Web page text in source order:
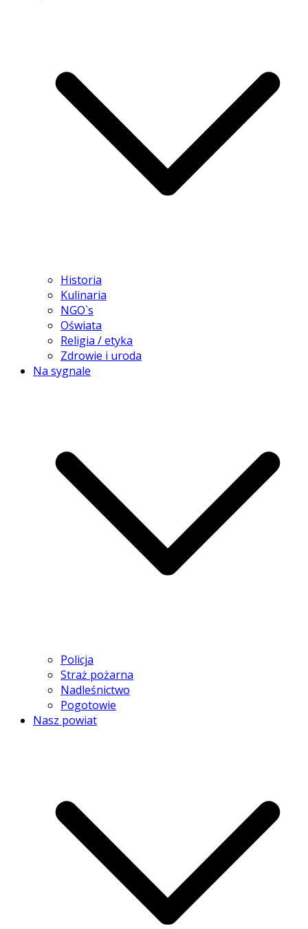
Historia
Kulinaria
NGO`s
Oświata
Religia / etyka
Zdrowie i uroda
Na sygnale
Policja
Straż pożarna
Nadleśnictwo
Pogotowie
Nasz powiat